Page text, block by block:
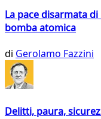
La pace disarmata
bomba atomica
di Gerolamo Fazzini
Delitti, paura,